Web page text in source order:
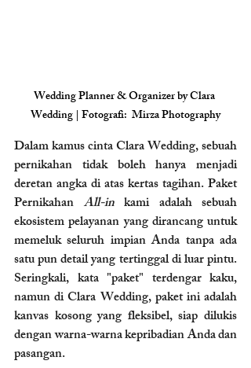
Wedding Planner & Organizer by Clara
Wedding | Fotografi:  Mirza Photography
Dalam kamus cinta Clara Wedding, sebuah
pernikahan tidak boleh hanya menjadi
deretan angka di atas kertas tagihan. Paket
Pernikahan All-in kami adalah sebuah
ekosistem pelayanan yang dirancang untuk
memeluk seluruh impian Anda tanpa ada
satu pun detail yang tertinggal di luar pintu.
Seringkali, kata "paket" terdengar kaku,
namun di Clara Wedding, paket ini adalah
kanvas kosong yang fleksibel, siap dilukis
dengan warna-warna kepribadian Anda dan
pasangan.